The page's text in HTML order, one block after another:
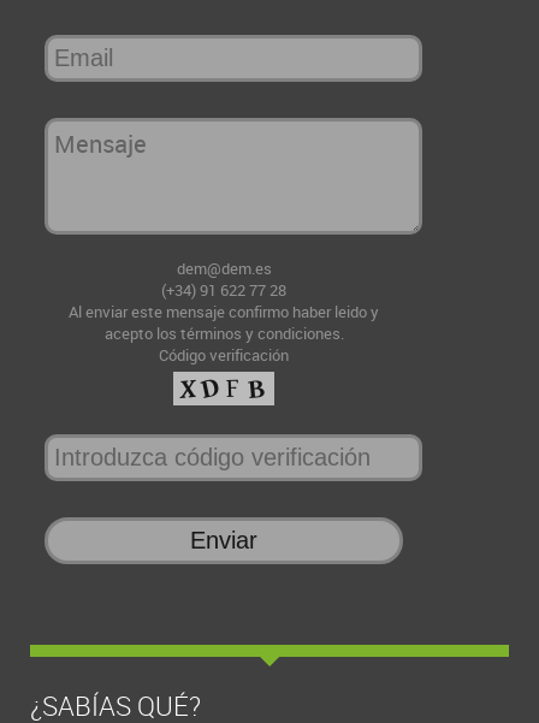
dem@dem.es
(+34) 91 622 77 28
Al enviar este mensaje confirmo haber leido y
acepto los términos y condiciones.
Código verificación
¿SABÍAS QUÉ?